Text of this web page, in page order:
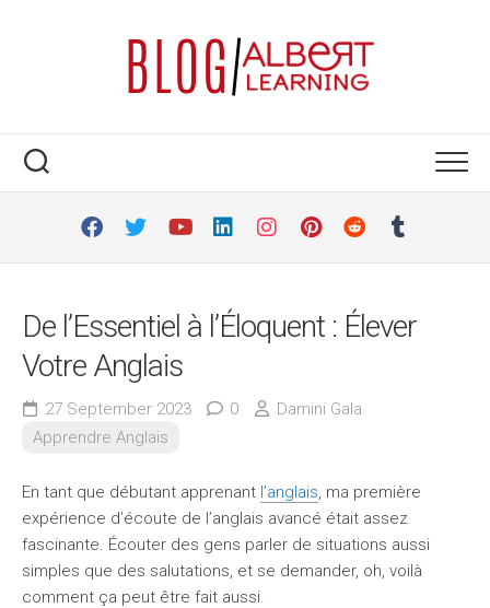
De l’Essentiel à l’Éloquent : Élever
Votre Anglais
27 September 2023 0
Damini Gala
Apprendre Anglais
En tant que débutant apprenant l’anglais, ma première
expérience d’écoute de l’anglais avancé était assez
fascinante. Écouter des gens parler de situations aussi
simples que des salutations, et se demander, oh, voilà
comment ça peut être fait aussi.